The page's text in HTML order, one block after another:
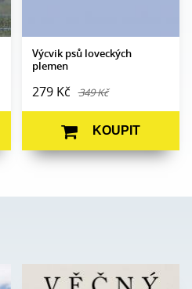
Výcvik psů loveckých
plemen
279 Kč 349 Kč
KOUPIT